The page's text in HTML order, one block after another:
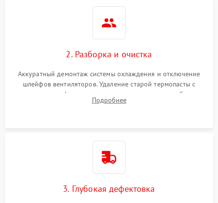
2. Разборка и очистка
Аккуратный демонтаж системы охлаждения и отключение
шлейфов вентиляторов. Удаление старой термопасты с
кристалла графического чипа и термопрокладок с банок
памяти и зоны VRM. Очистка платы от пыли и окислов.
Подробнее
3. Глубокая дефектовка